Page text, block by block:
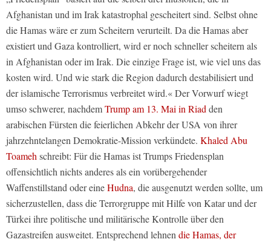
Afghanistan und im Irak katastrophal gescheitert sind. Selbst ohne
die Hamas wäre er zum Scheitern verurteilt. Da die Hamas aber
existiert und Gaza kontrolliert, wird er noch schneller scheitern als
in Afghanistan oder im Irak. Die einzige Frage ist, wie viel uns das
kosten wird. Und wie stark die Region dadurch destabilisiert und
der islamische Terrorismus verbreitet wird.« Der Vorwurf wiegt
umso schwerer, nachdemTrump am 13. Mai in Riadden
arabischen Fürsten die feierlichen Abkehr der USA von ihrer
jahrzehntelangen Demokratie-Mission verkündete. Khaled Abu
Toamehschreibt: Für die Hamas ist Trumps Friedensplan
offensichtlich nichts anderes als ein vorübergehender
Waffenstillstand oder eineHudna, die ausgenutzt werden sollte, um
sicherzustellen, dass die Terrorgruppe mit Hilfe von Katar und der
Türkei ihre politische und militärische Kontrolle über den
Gazastreifen ausweitet. Entsprechend lehnendie Hamas, der